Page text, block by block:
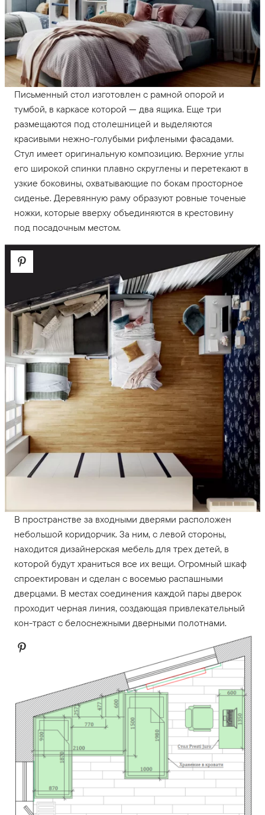
Письменный стол изготовлен с рамной опорой и
тумбой, в каркасе которой — два ящика. Еще три
размещаются под столешницей и выделяются
красивыми нежно-голубыми рифлеными фасадами.
Стул имеет оригинальную композицию. Верхние углы
его широкой спинки плавно скруглены и перетекают в
узкие боковины, охватывающие по бокам просторное
сиденье. Деревянную раму образуют ровные точеные
ножки, которые вверху объединяются в крестовину
под посадочным местом.
В пространстве за входными дверями расположен
небольшой коридорчик. За ним, с левой стороны,
находится дизайнерская мебель для трех детей, в
которой будут храниться все их вещи. Огромный шкаф
спроектирован и сделан с восемью распашными
дверцами. В местах соединения каждой пары дверок
проходит черная линия, создающая привлекательный
кон-траст с белоснежными дверными полотнами.